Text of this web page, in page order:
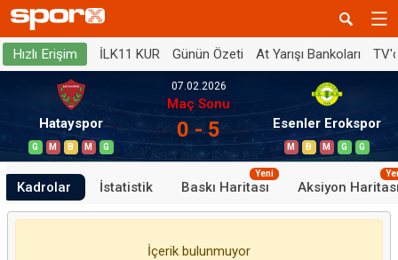
Hızlı Erişim İLK11 KUR Günün Özeti At Yarışı Bankoları
Hatayspor
G M B M G
07.02.2026
Maç Sonu
0 - 5 Esenler Erokspor
M B M G G
Kadrolar İstatistik Baskı Haritası
Yeni
Aksiyon
İçerik bulunmuyor